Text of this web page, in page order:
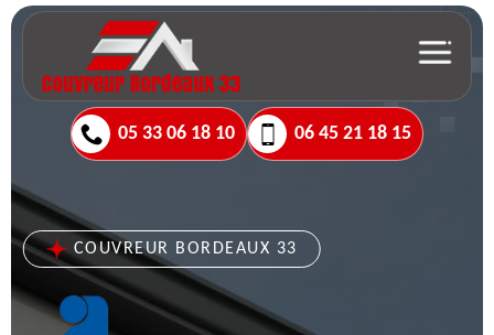
05 33 06 18 10 06 45 21 18 15
COUVREUR BORDEAUX 33